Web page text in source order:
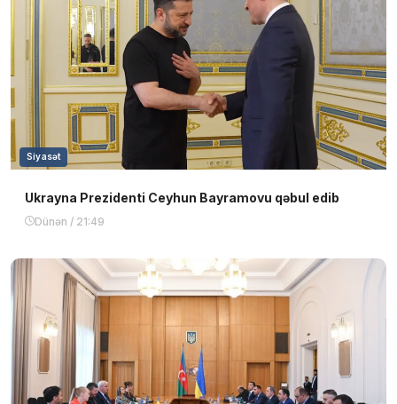
Siyasət
Ukrayna Prezidenti Ceyhun Bayramovu qəbul edib
Dünən / 21:49